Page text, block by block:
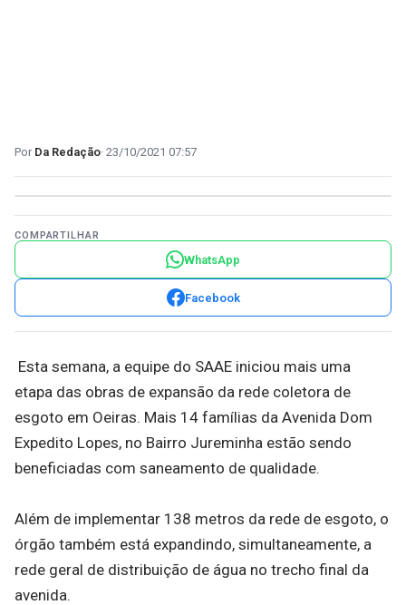
Da Redação 23/10/2021 07:57
COMPARTILHAR
WhatsApp
Facebook
Esta semana, a equipe do SAAE iniciou mais uma
etapa das obras de expansão da rede coletora de
esgoto em Oeiras. Mais 14 famílias da Avenida Dom
Expedito Lopes, no Bairro Jureminha estão sendo
beneficiadas com saneamento de qualidade.
Além de implementar 138 metros da rede de esgoto, o
órgão também está expandindo, simultaneamente, a
rede geral de distribuição de água no trecho final da
avenida.